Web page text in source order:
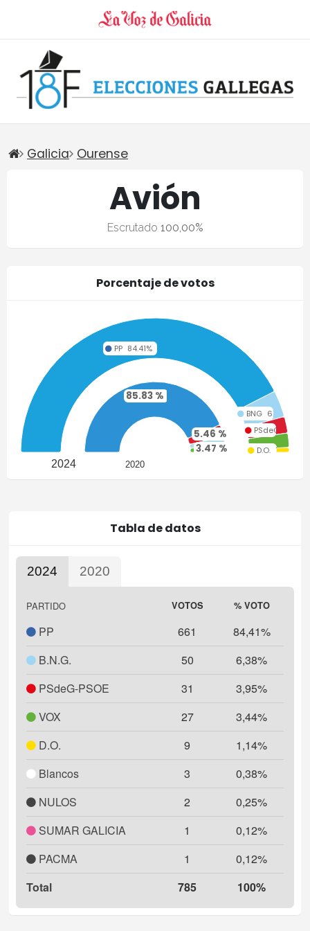
Galicia Ourense
Avión
Escrutado 100,00%
Porcentaje de votos
85.83 %
5.46 %
3.6 %
3.47 %
PP 84.41%
BNG 6.38%
PSdeG 3.95%
VOX
3.44%
D.O. 1.14%
Highcharts.com
2024 2020
Tabla de datos
2024 2020
PARTIDO VOTOS % VOTO
PP 661
84,41%
B.N.G.
50
6,38%
PSdeG-PSOE
31
3,95%
VOX
27
3,44%
D.O.
9
1,14%
Blancos
3
0,38%
NULOS
2
0,25%
SUMAR GALICIA
1
0,12%
PACMA
1
0,12%
Total
785 100%